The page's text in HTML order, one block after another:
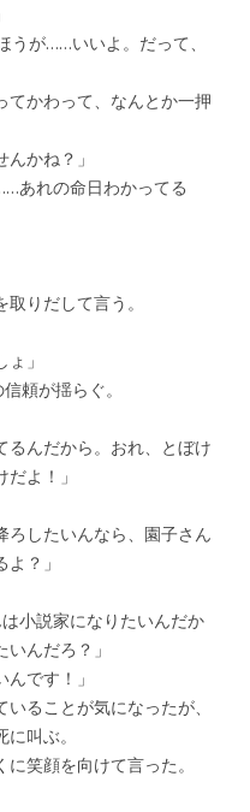
が……いいよ。だって、
てかわって、なんとか一押
かね？」
あれの命日わかってる
りだして言う。
」
頼が揺らぐ。
るんだから。おれ、とぼけ
よ！」
ろしたいんなら、園子さん
？」
小説家になりたいんだか
んだろ？」
です！」
ることが気になったが、
叫ぶ。
笑顔を向けて言った。